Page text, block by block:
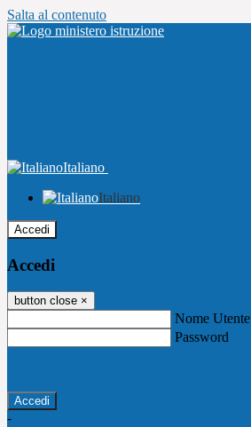
Salta al contenuto
Italiano
Italiano
Accedi
Accedi
button close ×
Nome Utente
Password
-